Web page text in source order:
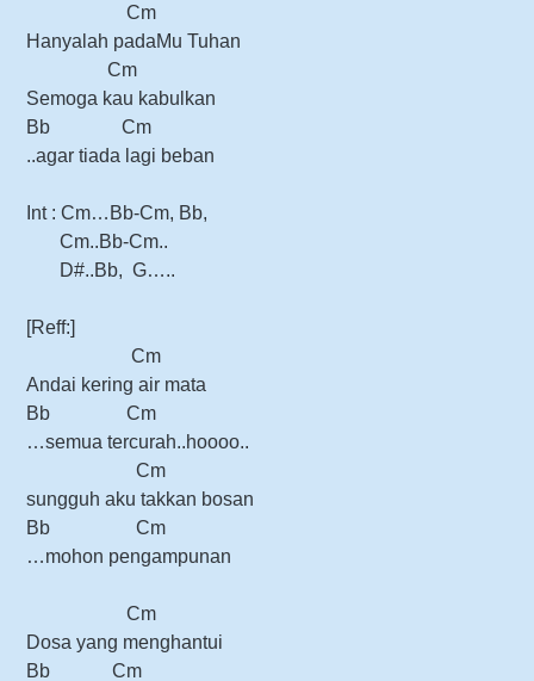
Cm
Hanyalah padaMu Tuhan
Cm
Semoga kau kabulkan
Bb Cm
..agar tiada lagi beban
Int : Cm…Bb-Cm, Bb,
Cm..Bb-Cm..
D#..Bb, G…..
[Reff:]
Cm
Andai kering air mata
Bb Cm
…semua tercurah..hoooo..
Cm
sungguh aku takkan bosan
Bb Cm
…mohon pengampunan
Cm
Dosa yang menghantui
Bb Cm